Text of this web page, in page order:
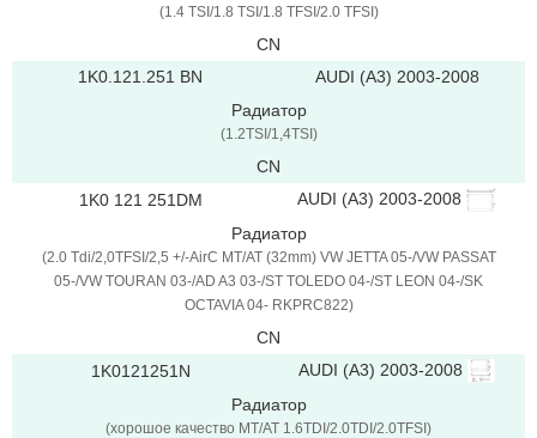
(1.4 TSI/1.8 TSI/1.8 TFSI/2.0 TFSI)
CN
1K0.121.251 BN
AUDI (A3) 2003-2008
Радиатор
(1.2TSI/1,4TSI)
CN
1K0 121 251DM
AUDI (A3) 2003-2008
Радиатор
(2.0 Tdi/2,0TFSI/2,5 +/-AirC MT/AT (32mm) VW JETTA 05-/VW PASSAT
05-/VW TOURAN 03-/AD A3 03-/ST TOLEDO 04-/ST LEON 04-/SK
OCTAVIA 04- RKPRC822)
CN
1K0121251N
AUDI (A3) 2003-2008
Радиатор
(хорошое качество MT/AT 1.6TDI/2.0TDI/2.0TFSI)